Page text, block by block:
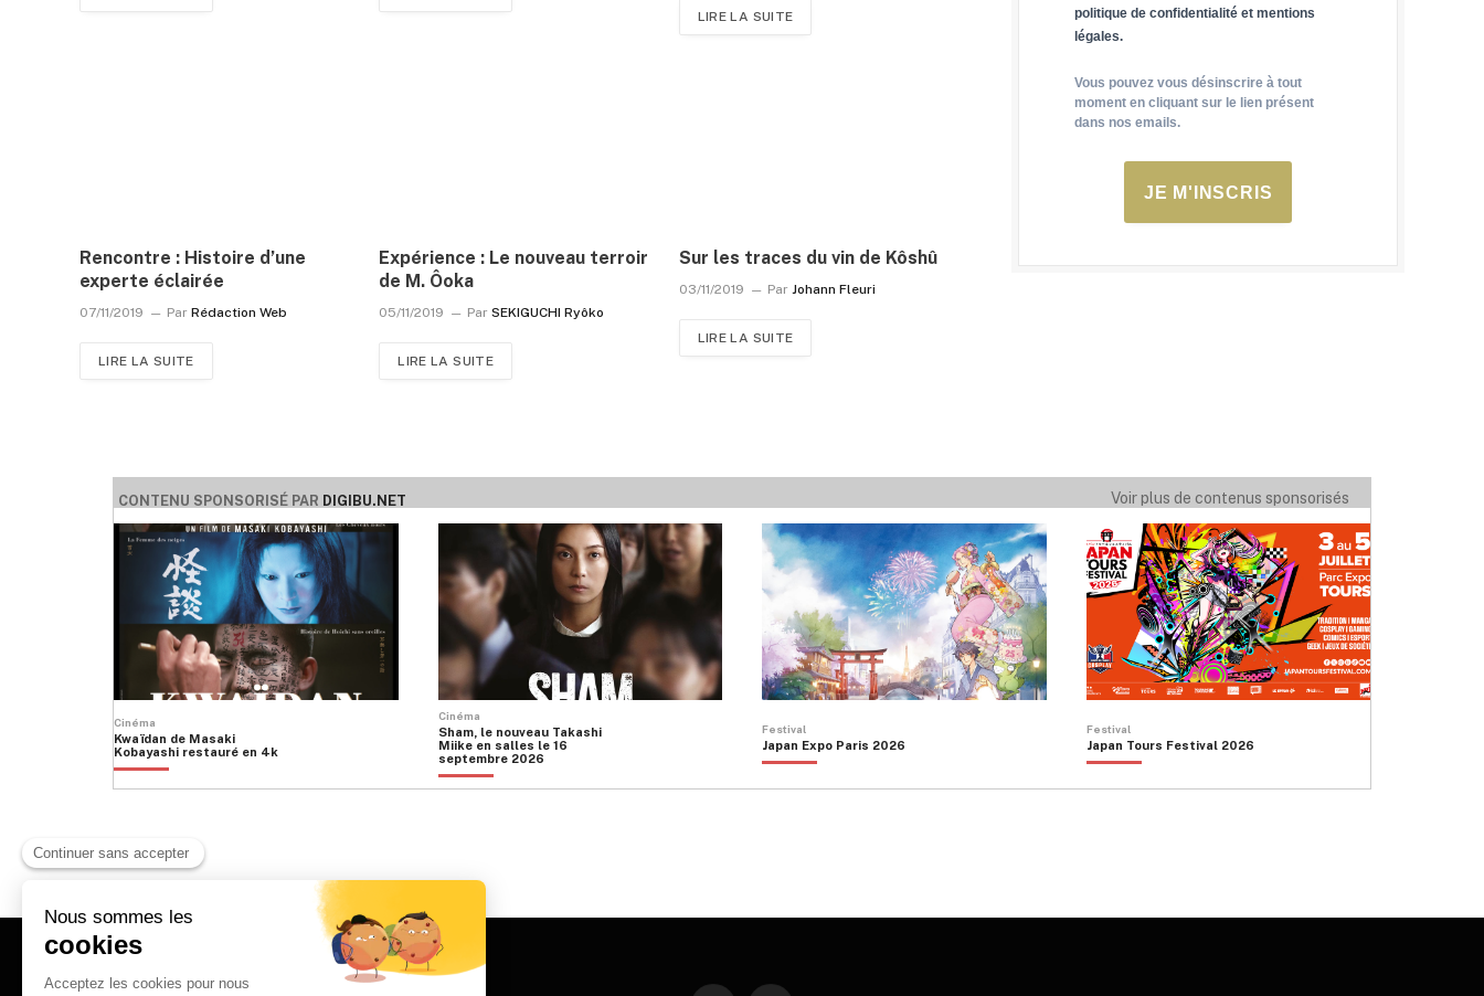
LIRE LA SUITE
Rencontre : Histoire d’une
experte éclairée
07/11/2019 Par Rédaction Web
LIRE LA SUITE
Expérience : Le nouveau terroir
de M. Ôoka
05/11/2019 Par SEKIGUCHI Ryôko
LIRE LA SUITE
Sur les traces du vin de Kôshû
03/11/2019 Par Johann Fleuri
LIRE LA SUITE
politique de confidentialité et mentions
légales.
Vous pouvez vous désinscrire à tout
moment en cliquant sur le lien présent
dans nos emails.
JE M'INSCRIS
CONTENU SPONSORISÉ PAR DIGIBU.NET Voir plus de contenus sponsorisés
Cinéma
Kwaïdan de Masaki
Kobayashi restauré en 4k
Cinéma
Sham, le nouveau Takashi
Miike en salles le 16
septembre 2026
Festival
Japan Expo Paris 2026
Festival
Japan Tours Festival 2026